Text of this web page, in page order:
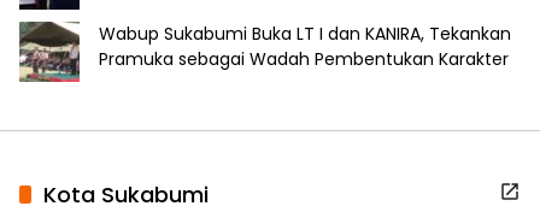
Wabup Sukabumi Buka LT I dan KANIRA, Tekankan
Pramuka sebagai Wadah Pembentukan Karakter
Kota Sukabumi